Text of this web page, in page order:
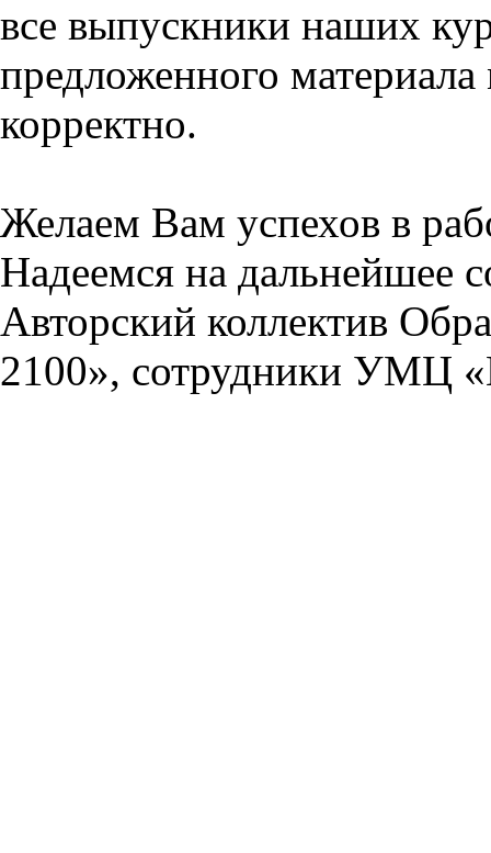
все выпускники наших
предложенного
корректно.
Желаем Вам успехов в
Надеемся на дальнейшее
Авторский коллектив
2100», сотрудники УМЦ